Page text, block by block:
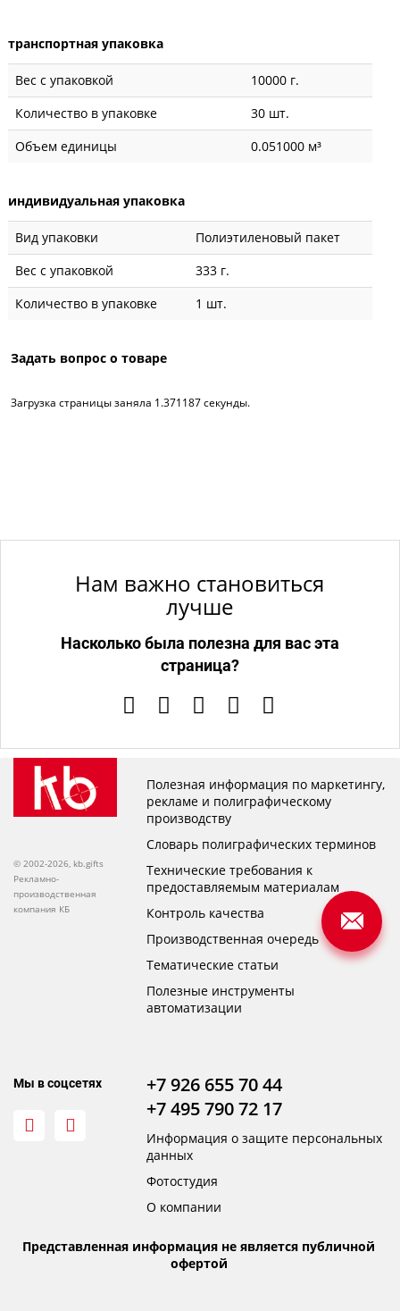
транспортная упаковка
Вес с упаковкой
10000 г.
Количество в упаковке
30 шт.
Объем единицы
0.051000 м³
индивидуальная упаковка
Вид упаковки
Полиэтиленовый пакет
Вес с упаковкой
333 г.
Количество в упаковке
1 шт.
Задать вопрос о товаре
Загрузка страницы заняла 1.371187 секунды.
Нам важно становиться
лучше
Насколько была полезна для вас эта
страница?
© 2002-2026, kb.gifts
Рекламно-
производственная
компания КБ
Полезная информация по маркетингу,
рекламе и полиграфическому
производству
Словарь полиграфических терминов
Технические требования к
предоставляемым материалам
Контроль качества
Производственная очередь
Тематические статьи
Полезные инструменты
автоматизации
Мы в соцсетях
+7 926 655 70 44
+7 495 790 72 17
Информация о защите персональных
данных
Фотостудия
О компании
Представленная информация не является публичной
офертой